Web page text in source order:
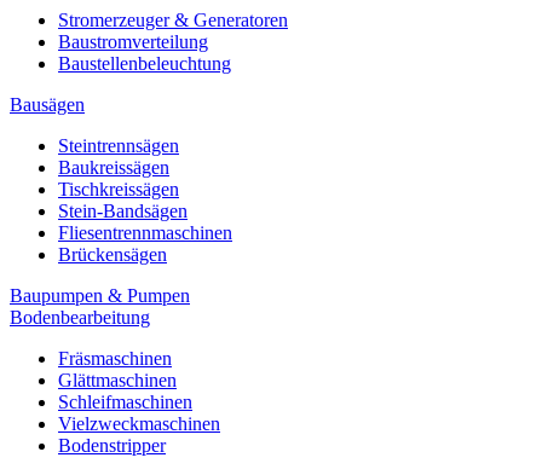
Stromerzeuger & Generatoren
Baustromverteilung
Baustellenbeleuchtung
Bausägen
Steintrennsägen
Baukreissägen
Tischkreissägen
Stein-Bandsägen
Fliesentrennmaschinen
Brückensägen
Baupumpen & Pumpen
Bodenbearbeitung
Fräsmaschinen
Glättmaschinen
Schleifmaschinen
Vielzweckmaschinen
Bodenstripper